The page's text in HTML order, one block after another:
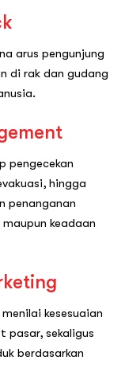
arus pengunjung
di rak dan gudang
pengecekan
hingga
penanganan
keadaan
kesesuaian
pasar, sekaligus
berdasarkan